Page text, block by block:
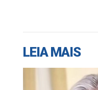
LEIA MAIS